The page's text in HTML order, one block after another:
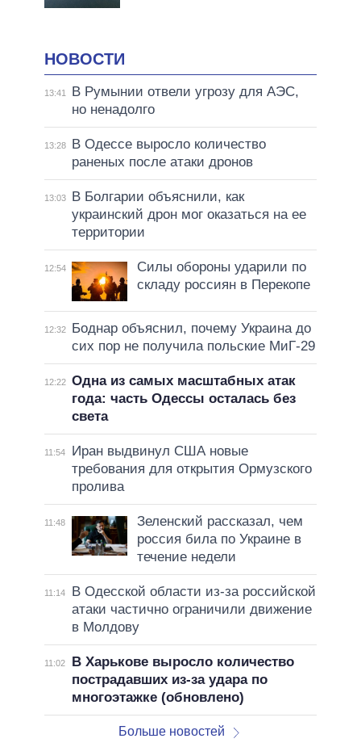
НОВОСТИ
13:41
В Румынии отвели угрозу для АЭС,
но ненадолго
13:28
В Одессе выросло количество
раненых после атаки дронов
13:03
В Болгарии объяснили, как
украинский дрон мог оказаться на ее
территории
12:54
Силы обороны ударили по
складу россиян в Перекопе
12:32
Боднар объяснил, почему Украина до
сих пор не получила польские МиГ-29
12:22 Одна из самых масштабных атак
года: часть Одессы осталась без
света
11:54
Иран выдвинул США новые
требования для открытия Ормузского
пролива
11:48
Зеленский рассказал, чем
россия била по Украине в
течение недели
11:14
В Одесской области из-за российской
атаки частично ограничили движение
в Молдову
11:02
В Харькове выросло количество
пострадавших из-за удара по
многоэтажке (обновлено)
Больше новостей